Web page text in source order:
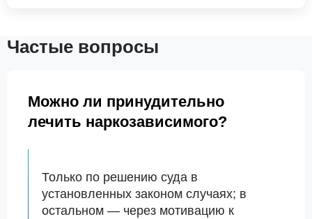
Частые вопросы
Можно ли принудительно
лечить наркозависимого?
Только по решению суда в
установленных законом случаях; в
остальном — через мотивацию к